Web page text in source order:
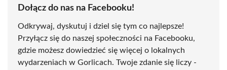
Dołącz do nas na Facebooku!
Odkrywaj, dyskutuj i dziel się tym co najlepsze!
Przyłącz się do naszej społeczności na Facebooku,
gdzie możesz dowiedzieć się więcej o lokalnych
wydarzeniach w Gorlicach. Twoje zdanie się liczy -